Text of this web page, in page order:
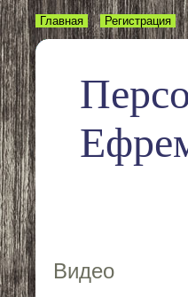
Главная Регистрация
Видео